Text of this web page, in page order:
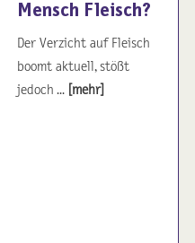
Mensch Fleisch?
Der Verzicht auf Fleisch
boomt aktuell, stößt
jedoch ... [mehr]